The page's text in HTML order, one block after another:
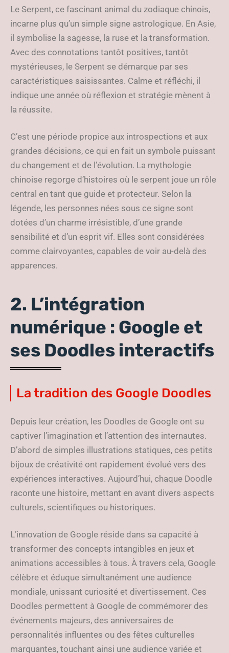
Le Serpent, ce fascinant animal du zodiaque chinois,
incarne plus qu’un simple signe astrologique. En Asie,
il symbolise la sagesse, la ruse et la transformation.
Avec des connotations tantôt positives, tantôt
mystérieuses, le Serpent se démarque par ses
caractéristiques saisissantes. Calme et réfléchi, il
indique une année où réflexion et stratégie mènent à
la réussite.
C’est une période propice aux introspections et aux
grandes décisions, ce qui en fait un symbole puissant
du changement et de l’évolution. La mythologie
chinoise regorge d’histoires où le serpent joue un rôle
central en tant que guide et protecteur. Selon la
légende, les personnes nées sous ce signe sont
dotées d’un charme irrésistible, d’une grande
sensibilité et d’un esprit vif. Elles sont considérées
comme clairvoyantes, capables de voir au-delà des
apparences.
2. L’intégration
numérique : Google et
ses Doodles interactifs
La tradition des Google Doodles
Depuis leur création, les Doodles de Google ont su
captiver l’imagination et l’attention des internautes.
D’abord de simples illustrations statiques, ces petits
bijoux de créativité ont rapidement évolué vers des
expériences interactives. Aujourd’hui, chaque Doodle
raconte une histoire, mettant en avant divers aspects
culturels, scientifiques ou historiques.
L’innovation de Google réside dans sa capacité à
transformer des concepts intangibles en jeux et
animations accessibles à tous. À travers cela, Google
célèbre et éduque simultanément une audience
mondiale, unissant curiosité et divertissement. Ces
Doodles permettent à Google de commémorer des
événements majeurs, des anniversaires de
personnalités influentes ou des fêtes culturelles
marquantes, touchant ainsi une audience variée et